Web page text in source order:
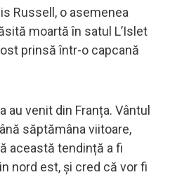
Russell, o asemenea
moartă în satul L’Islet
prinsă într-o capcană
au venit din Franța. Vântul
săptămâna viitoare,
această tendință a fi
nord est, și cred că vor fi